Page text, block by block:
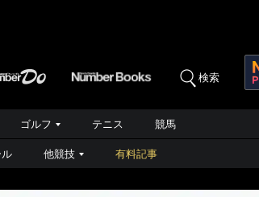
検索
ゴルフ テニス 競馬
他競技 有料記事